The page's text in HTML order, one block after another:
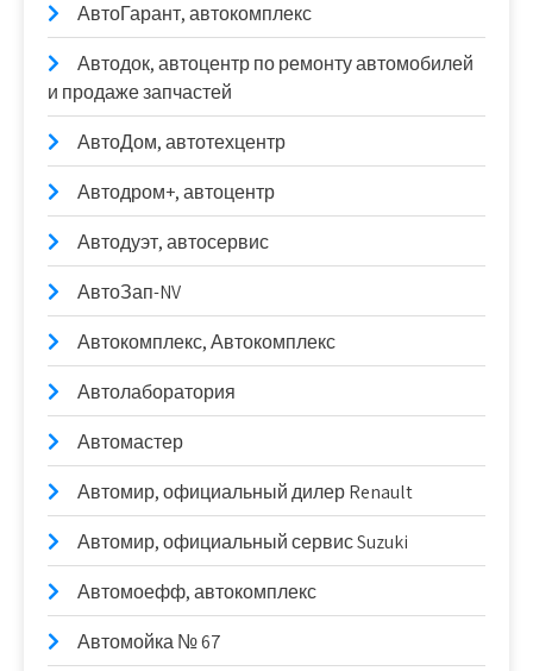
АвтоГарант, автокомплекс
Автодок, автоцентр по ремонту автомобилей
и продаже запчастей
АвтоДом, автотехцентр
Автодром+, автоцентр
Автодуэт, автосервис
АвтоЗап-NV
Автокомплекс, Автокомплекс
Автолаборатория
Автомастер
Автомир, официальный дилер Renault
Автомир, официальный сервис Suzuki
Автомоефф, автокомплекс
Автомойка № 67